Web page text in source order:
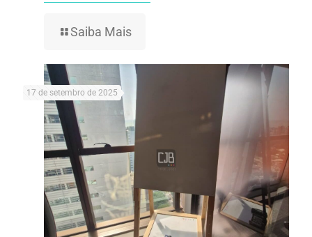
Saiba Mais
17 de setembro de 2025